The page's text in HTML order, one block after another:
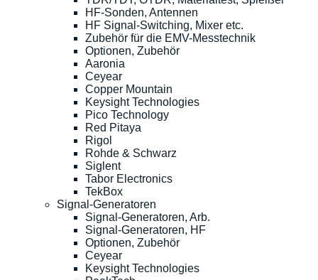
HF-Sonden, Antennen
HF Signal-Switching, Mixer etc.
Zubehör für die EMV-Messtechnik
Optionen, Zubehör
Aaronia
Ceyear
Copper Mountain
Keysight Technologies
Pico Technology
Red Pitaya
Rigol
Rohde & Schwarz
Siglent
Tabor Electronics
TekBox
Signal-Generatoren
Signal-Generatoren, Arb.
Signal-Generatoren, HF
Optionen, Zubehör
Ceyear
Keysight Technologies